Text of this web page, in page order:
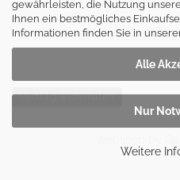
gewährleisten, die Nutzung
Ihnen ein bestmögliches
Informationen finden Sie in
Alle
Nur
Weitere
Vertrag widerrufen